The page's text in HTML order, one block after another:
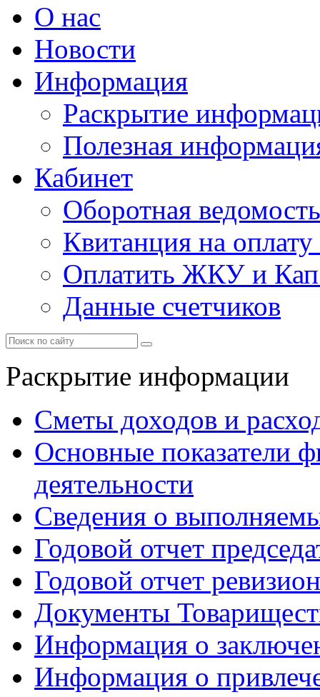
О нас
Новости
Информация
Раскрытие
Полезная
Кабинет
Оборотная ведомость
Квитанция на
Оплатить ЖКУ и
Данные счетчиков
Раскрытие информации
Сметы доходов и
Основные показатели
деятельности
Сведения о
Годовой отчет
Годовой отчет
Документы
Информация о
Информация о